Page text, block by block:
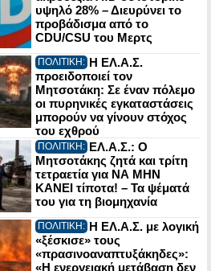
υψηλό 28% – Διευρύνει το
προβάδισμα από το
CDU/CSU του Μερτς
ΠΟΛΙΤΙΚΗ: Η ΕΛ.Α.Σ.
προειδοποιεί τον
Μητσοτάκη: Σε έναν πόλεμο
οι πυρηνικές εγκαταστάσεις
μπορούν να γίνουν στόχος
του εχθρού
ΠΟΛΙΤΙΚΗ: ΕΛ.Α.Σ.: Ο
Μητσοτάκης ζητά και τρίτη
τετραετία για ΝΑ ΜΗΝ
ΚΑΝΕΙ τίποτα! – Τα ψέματά
του για τη βιομηχανία
ΠΟΛΙΤΙΚΗ: Η ΕΛ.Α.Σ. με λογική
«ξέσκισε» τους
«πρασινοαναπτυξάκηδες»:
«Η ενεργειακή μετάβαση δεν